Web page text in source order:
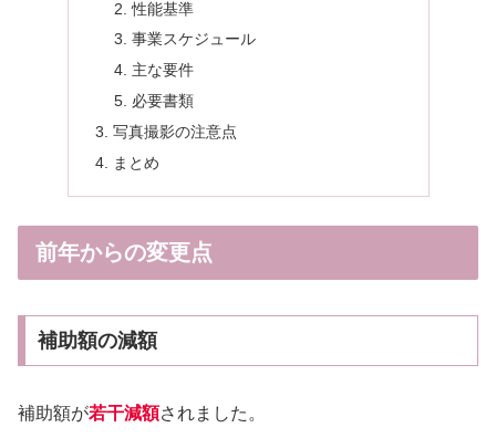
性能基準
事業スケジュール
主な要件
必要書類
写真撮影の注意点
まとめ
前年からの変更点
補助額の減額
補助額が若干減額されました。